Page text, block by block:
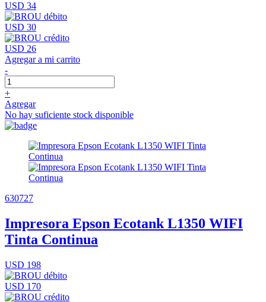
USD 34
USD 30
USD 26
Agregar a mi carrito
-
+
Agregar
No hay suficiente stock disponible
630727
Impresora Epson Ecotank L1350 WIFI
Tinta Continua
USD 198
USD 170